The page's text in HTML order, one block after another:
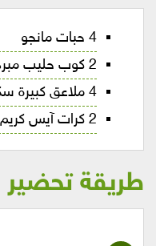
4 حبات مانجو
2 كوب حليب مبرد
4 ملاعق كبيرة سكر (حسب الرغبة)
2 كرات آيس كريم بنكهة الفانيلا
طريقة تحضير